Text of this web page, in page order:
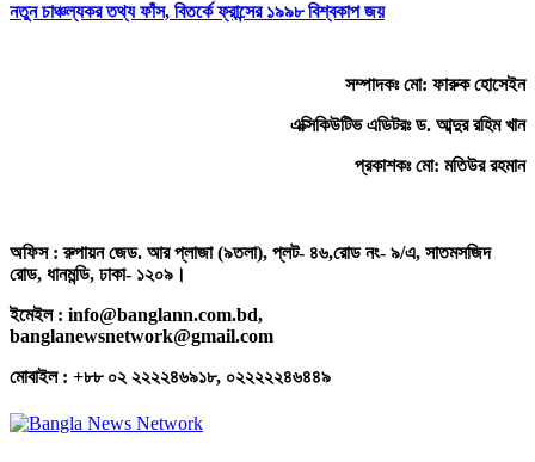
নতুন চাঞ্চল্যকর তথ্য ফাঁস, বিতর্কে ফ্রান্সের ১৯৯৮ বিশ্বকাপ জয়
সম্পাদকঃ মো: ফারুক হোসেইন
এক্সিকিউটিভ এডিটরঃ ড. আব্দুর রহিম খান
প্রকাশকঃ মো: মতিউর রহমান
অফিস : রুপায়ন জেড. আর প্লাজা (৯তলা), প্লট- ৪৬,রোড নং- ৯/এ, সাতমসজিদ
রোড, ধানমন্ডি, ঢাকা- ১২০৯।
ইমেইল : info@banglann.com.bd,
banglanewsnetwork@gmail.com
মোবাইল : +৮৮ ০২ ২২২২৪৬৯১৮, ০২২২২২৪৬৪৪৯